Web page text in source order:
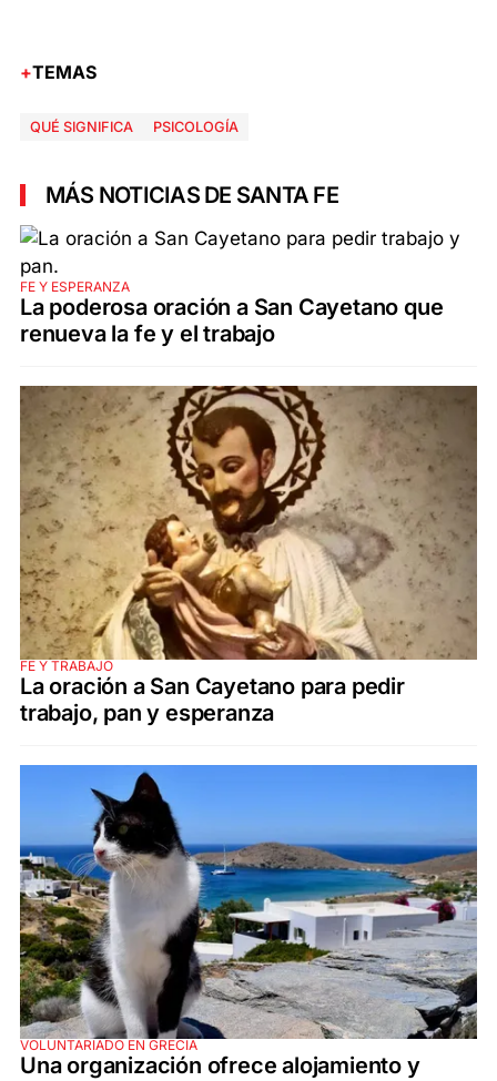
TEMAS
QUÉ SIGNIFICA PSICOLOGÍA
MÁS NOTICIAS DE SANTA FE
FE Y ESPERANZA
La poderosa oración a San Cayetano que
renueva la fe y el trabajo
FE Y TRABAJO
La oración a San Cayetano para pedir
trabajo, pan y esperanza
VOLUNTARIADO EN GRECIA
Una organización ofrece alojamiento y